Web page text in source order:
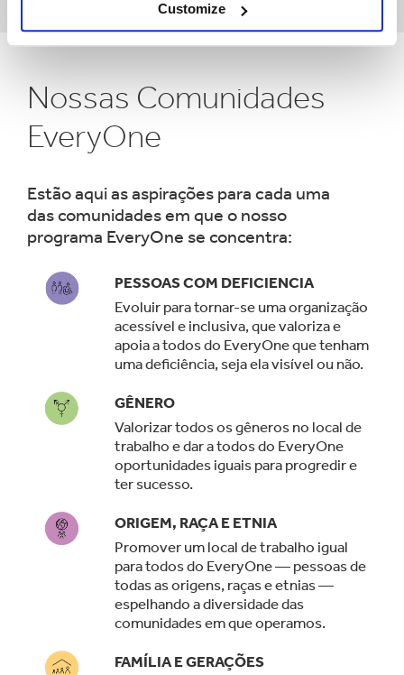
Customize
Nossas Comunidades
EveryOne
Estão aqui as aspirações para cada uma
das comunidades em que o nosso
programa EveryOne se concentra:
PESSOAS COM DEFICIENCIA
Evoluir para tornar-se uma organização
acessível e inclusiva, que valoriza e
apoia a todos do EveryOne que tenham
uma deficiência, seja ela visível ou não.
GÊNERO
Valorizar todos os gêneros no local de
trabalho e dar a todos do EveryOne
oportunidades iguais para progredir e
ter sucesso.
ORIGEM, RAÇA E ETNIA
Promover um local de trabalho igual
para todos do EveryOne — pessoas de
todas as origens, raças e etnias —
espelhando a diversidade das
comunidades em que operamos.
FAMÍLIA E GERAÇÕES